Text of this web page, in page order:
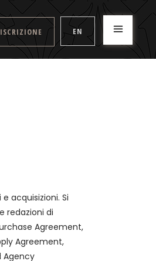
ISCRIZIONE EN